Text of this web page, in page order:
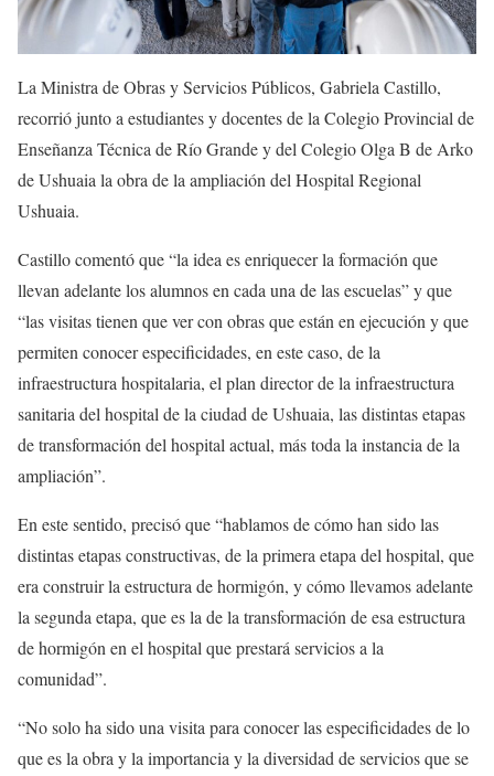
La Ministra de Obras y Servicios Públicos, Gabriela Castillo,
recorrió junto a estudiantes y docentes de la Colegio Provincial de
Enseñanza Técnica de Río Grande y del Colegio Olga B de Arko
de Ushuaia la obra de la ampliación del Hospital Regional
Ushuaia.
Castillo comentó que “la idea es enriquecer la formación que
llevan adelante los alumnos en cada una de las escuelas” y que
“las visitas tienen que ver con obras que están en ejecución y que
permiten conocer especificidades, en este caso, de la
infraestructura hospitalaria, el plan director de la infraestructura
sanitaria del hospital de la ciudad de Ushuaia, las distintas etapas
de transformación del hospital actual, más toda la instancia de la
ampliación”.
En este sentido, precisó que “hablamos de cómo han sido las
distintas etapas constructivas, de la primera etapa del hospital, que
era construir la estructura de hormigón, y cómo llevamos adelante
la segunda etapa, que es la de la transformación de esa estructura
de hormigón en el hospital que prestará servicios a la
comunidad”.
“No solo ha sido una visita para conocer las especificidades de lo
que es la obra y la importancia y la diversidad de servicios que se